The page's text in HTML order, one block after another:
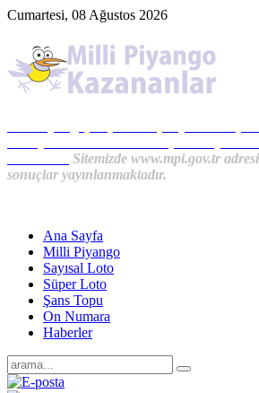
Cumartesi, 08 Ağustos 2026
Sitemizde www.mpi.gov.tr
sonuçlar yayınlanmaktadır.
Ana Sayfa
Milli Piyango
Sayısal Loto
Süper Loto
Şans Topu
On Numara
Haberler